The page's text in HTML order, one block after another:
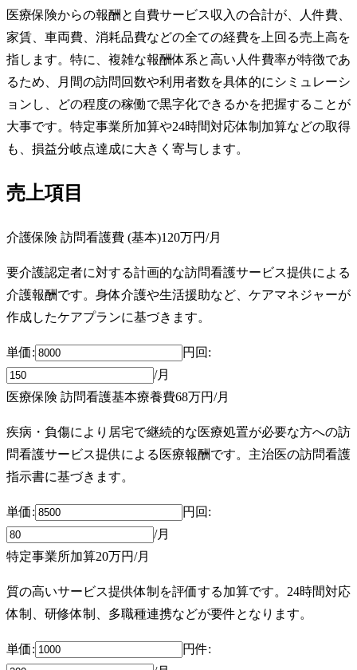
医療保険からの報酬と自費サービス収入の合計が、人件費、
家賃、車両費、消耗品費などの全ての経費を上回る売上高を
指します。特に、複雑な報酬体系と高い人件費率が特徴であ
るため、月間の訪問回数や利用者数を具体的にシミュレーシ
ョンし、どの程度の稼働で黒字化できるかを把握することが
大事です。特定事業所加算や24時間対応体制加算などの取得
も、損益分岐点達成に大きく寄与します。
売上項目
介護保険 訪問看護費 (基本)120万円/月
要介護認定者に対する計画的な訪問看護サービス提供による
介護報酬です。身体介護や生活援助など、ケアマネジャーが
作成したケアプランに基づきます。
単価: 円 回 :
/月
医療保険 訪問看護基本療養費68万円/月
疾病・負傷により居宅で継続的な医療処置が必要な方への訪
問看護サービス提供による医療報酬です。主治医の訪問看護
指示書に基づきます。
単価: 円 回 :
/月
特定事業所加算20万円/月
質の高いサービス提供体制を評価する加算です。24時間対応
体制、研修体制、多職種連携などが要件となります。
単価: 円件: